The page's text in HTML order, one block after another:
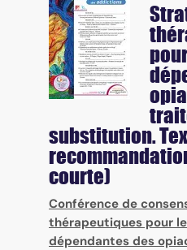
substitution.
courte)
Conférence de
thérapeutiques pour
dépendantes des